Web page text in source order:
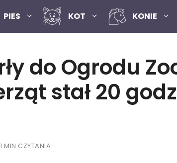
PIES KOT KONIE
do Ogrodu
stał 20
1 MIN CZYTANIA